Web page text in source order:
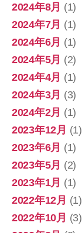
2024年8月 (1)
2024年7月 (1)
2024年6月 (1)
2024年5月 (2)
2024年4月 (1)
2024年3月 (3)
2024年2月 (1)
2023年12月 (1)
2023年6月 (1)
2023年5月 (2)
2023年1月 (1)
2022年12月 (1)
2022年10月 (3)